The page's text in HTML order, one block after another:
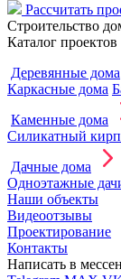
Рассчитать
Строительство
Каталог проектов
Деревянные дома
Каркасные дома
Каменные дома
Силикатный
Дачные дома
Одноэтажные
Наши объекты
Видеоотзывы
Проектирование
Контакты
Написать в